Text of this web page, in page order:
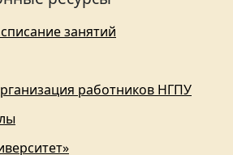
занятий
работников НГПУ